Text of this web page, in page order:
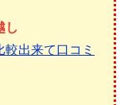
し
出来て口コミ